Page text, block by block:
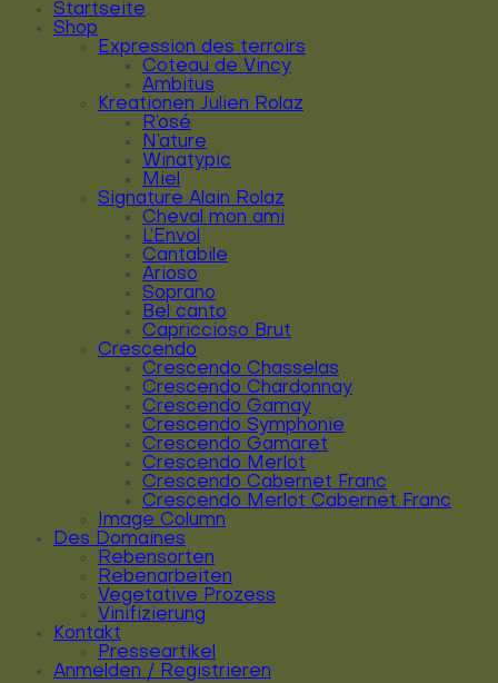
Startseite
Shop
Expression des terroirs
Coteau de Vincy
Ambitus
Kreationen Julien Rolaz
R’osé
N’ature
Winatypic
Miel
Signature Alain Rolaz
Cheval mon ami
L’Envol
Cantabile
Arioso
Soprano
Bel canto
Capriccioso Brut
Crescendo
Crescendo Chasselas
Crescendo Chardonnay
Crescendo Gamay
Crescendo Symphonie
Crescendo Gamaret
Crescendo Merlot
Crescendo Cabernet Franc
Crescendo Merlot Cabernet Franc
Image Column
Des Domaines
Rebensorten
Rebenarbeiten
Vegetative Prozess
Vinifizierung
Kontakt
Presseartikel
Anmelden / Registrieren